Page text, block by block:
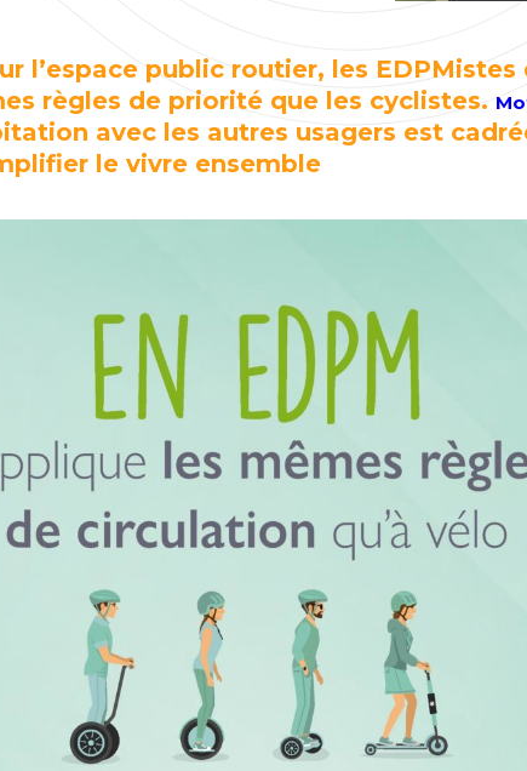
l’espace public routier, les
règles de priorité que les cyclistes.
avec les autres usagers est
le vivre ensemble